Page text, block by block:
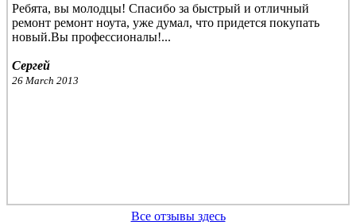
Ребята, вы молодцы! Спасибо за быстрый и отличный
ремонт ремонт ноута, уже думал, что придется покупать
новый.Вы профессионалы!...
Сергей
26 March 2013
Добрый вечер! Спасибо за проведенную работу по ремонту
Все отзывы здесь